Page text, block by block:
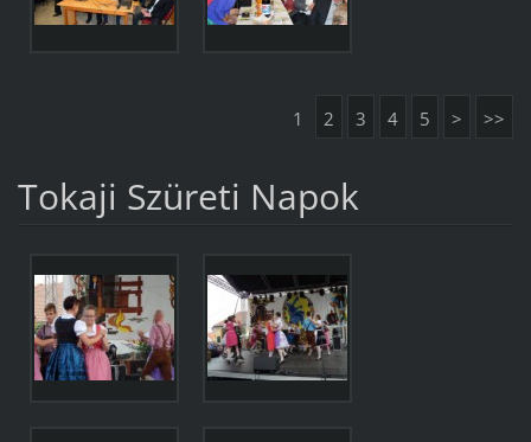
1 2 3 4 5 > >>
Tokaji Szüreti Napok